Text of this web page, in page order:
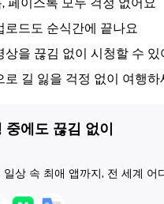
, 페이스톡 모두 걱정 없어요
로드도 순식간에 끝나요
상을 끊김 없이 시청할 수 있
로 길 잃을 걱정 없이 여행하
에도 끊김 없이
상 속 최애 앱까지, 전 세계 어